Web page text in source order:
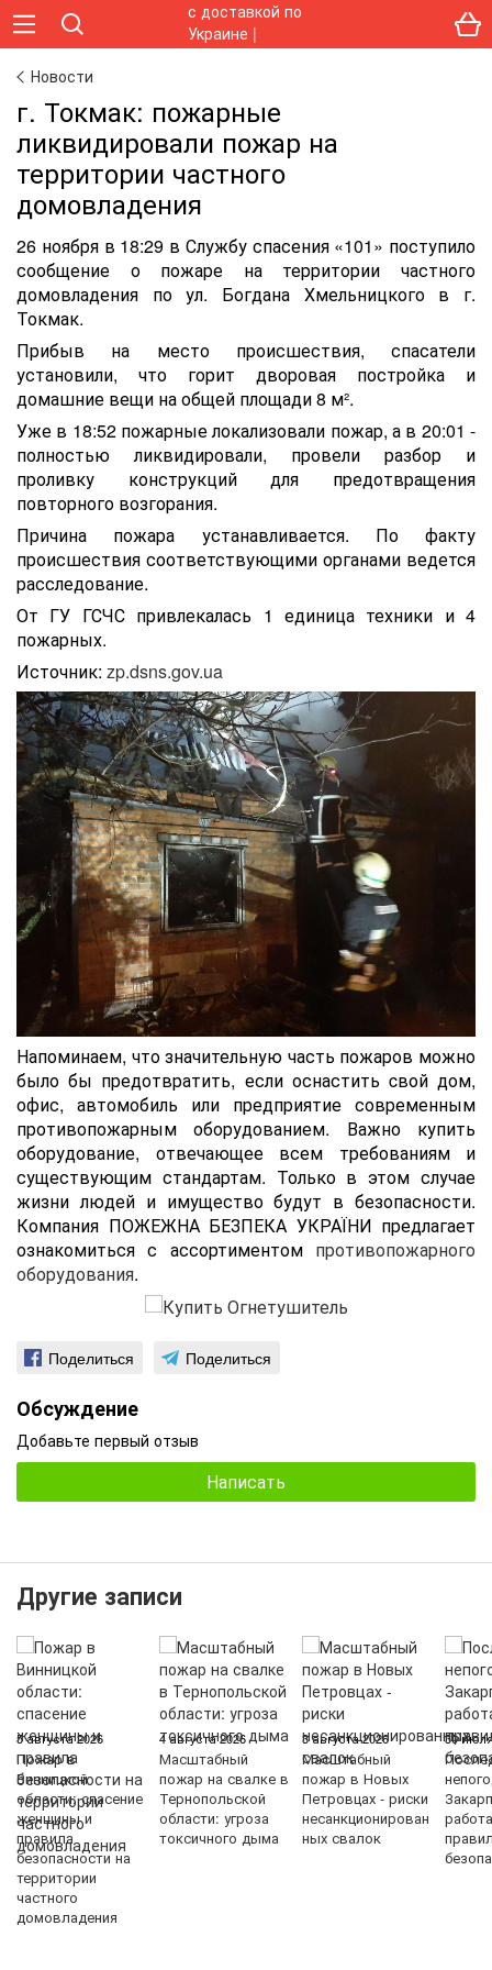
Новости
г. Токмак: пожарные
ликвидировали пожар на
территории частного
домовладения
26 ноября в 18:29 в Службу спасения «101» поступило
сообщение о пожаре на территории частного
домовладения по ул. Богдана Хмельницкого в г.
Токмак.
Прибыв на место происшествия, спасатели
установили, что горит дворовая постройка и
домашние вещи на общей площади 8 м².
Уже в 18:52 пожарные локализовали пожар, а в 20:01 -
полностью ликвидировали, провели разбор и
проливку конструкций для предотвращения
повторного возгорания.
Причина пожара устанавливается. По факту
происшествия соответствующими органами ведется
расследование.
От ГУ ГСЧС привлекалась 1 единица техники и 4
пожарных.
Источник: zp.dsns.gov.ua
Напоминаем, что значительную часть пожаров можно
было бы предотвратить, если оснастить cвой дом,
офис, автомобиль или предприятие современным
противопожарным оборудованием. Важно купить
оборудование, отвечающее всем требованиям и
существующим стандартам. Только в этом случае
жизни людей и имущество будут в безопасности.
Компания ПОЖЕЖНА БЕЗПЕКА УКРАЇНИ предлагает
ознакомиться с ассортиментом противопожарного
оборудования.
Поделиться Поделиться
Обсуждение
Добавьте первый отзыв
Написать
Другие записи
5 августа 2026
Пожар в
Винницкой
области: спасение
женщины и
правила
безопасности на
территории
частного
домовладения
4 августа 2026
Масштабный
пожар на свалке в
Тернопольской
области: угроза
токсичного дыма
3 августа 2026
Масштабный
пожар в Новых
Петровцах - риски
несанкционирован
ных свалок
30